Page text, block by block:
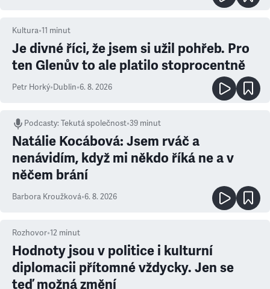
Kultura•11 minut
Je divné říci, že jsem si užil pohřeb. Pro
ten Glenův to ale platilo stoprocentně
Petr Horký•Dublin•6. 8. 2026
Podcasty:Tekutá společnost•39 minut
Natálie Kocábová: Jsem rváč a
nenávidím, když mi někdo říká ne a v
něčem brání
Barbora Kroužková•6. 8. 2026
Rozhovor•12 minut
Hodnoty jsou v politice i kulturní
diplomacii přítomné vždycky. Jen se
teď možná změní